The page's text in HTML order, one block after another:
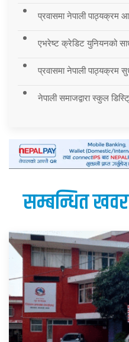
प्रवासमा नेपाली पाठ्यक्रम
एभरेष्ट क्रेडिट युनियनको
प्रवासमा नेपाली पाठ्यक्रम
नेपाली समाजद्वारा स्कुल
सम्बन्धित खवर